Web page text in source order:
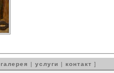
галерея | услуги | контакт ]